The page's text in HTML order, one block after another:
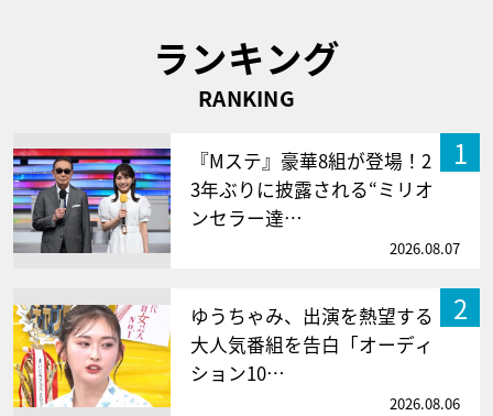
ランキング
RANKING
1
『Mステ』豪華8組が登場！2
3年ぶりに披露される“ミリオ
ンセラー達…
2026.08.07
2
ゆうちゃみ、出演を熱望する
大人気番組を告白「オーディ
ション10…
2026.08.06